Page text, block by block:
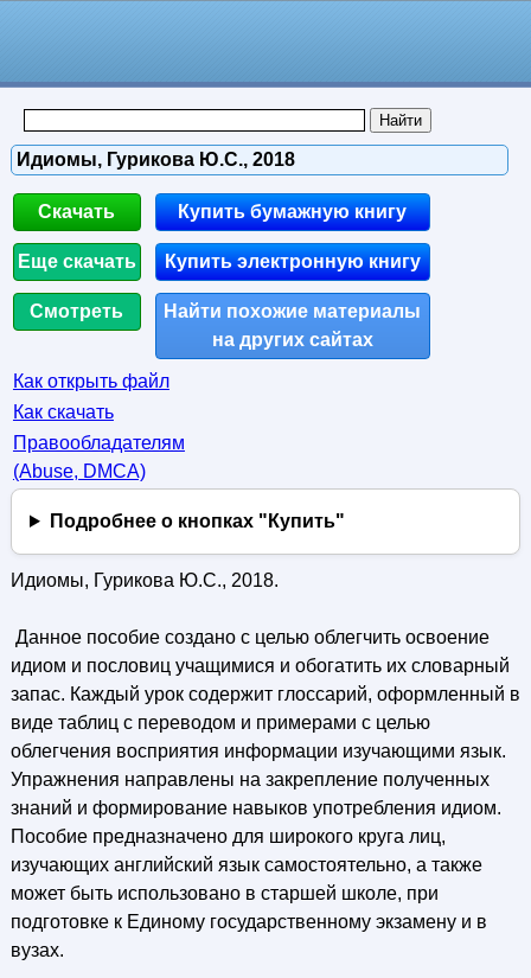
Идиомы, Гурикова Ю.С., 2018
Скачать
Еще скачать
Смотреть
Купить бумажную книгу
Купить электронную книгу
Найти похожие материалы
на других сайтах
Как открыть файл
Как скачать
Правообладателям
(Abuse, DMСA)
Подробнее о кнопках "Купить"
Идиомы, Гурикова Ю.С., 2018.
Данное пособие создано с целью облегчить освоение
идиом и пословиц учащимися и обогатить их словарный
запас. Каждый урок содержит глоссарий, оформленный в
виде таблиц с переводом и примерами с целью
облегчения восприятия информации изучающими язык.
Упражнения направлены на закрепление полученных
знаний и формирование навыков употребления идиом.
Пособие предназначено для широкого круга лиц,
изучающих английский язык самостоятельно, а также
может быть использовано в старшей школе, при
подготовке к Единому государственному экзамену и в
вузах.